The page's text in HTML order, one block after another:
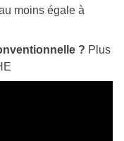
moins égale à
? Plus